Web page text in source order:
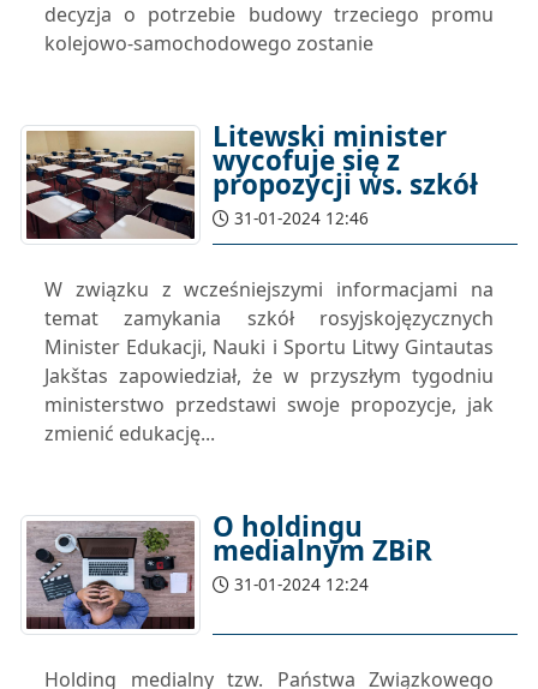
decyzja o potrzebie budowy trzeciego promu
kolejowo-samochodowego zostanie
Litewski minister
wycofuje się z
propozycji ws. szkół
31-01-2024 12:46
W związku z wcześniejszymi informacjami na
temat zamykania szkół rosyjskojęzycznych
Minister Edukacji, Nauki i Sportu Litwy Gintautas
Jakštas zapowiedział, że ​​w przyszłym tygodniu
ministerstwo przedstawi swoje propozycje, jak
zmienić edukację...
O holdingu
medialnym ZBiR
31-01-2024 12:24
Holding medialny tzw. Państwa Związkowego